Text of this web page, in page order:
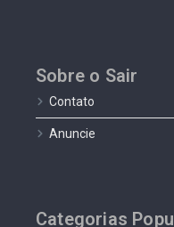
Sobre o Sair
Contato
Anuncie
Categorias